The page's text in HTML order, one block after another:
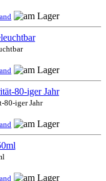
80-iger Jahr